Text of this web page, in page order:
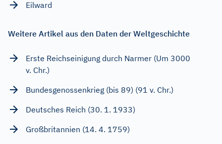
Eilward
Weitere Artikel aus den Daten der Weltgeschichte
Erste Reichseinigung durch Narmer (Um 3000
v. Chr.)
Bundesgenossenkrieg (bis 89) (91 v. Chr.)
Deutsches Reich (30. 1. 1933)
Großbritannien (14. 4. 1759)